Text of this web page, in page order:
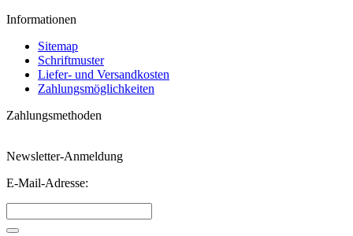
Informationen
Sitemap
Schriftmuster
Liefer- und Versandkosten
Zahlungsmöglichkeiten
Zahlungsmethoden
Newsletter-Anmeldung
E-Mail-Adresse: